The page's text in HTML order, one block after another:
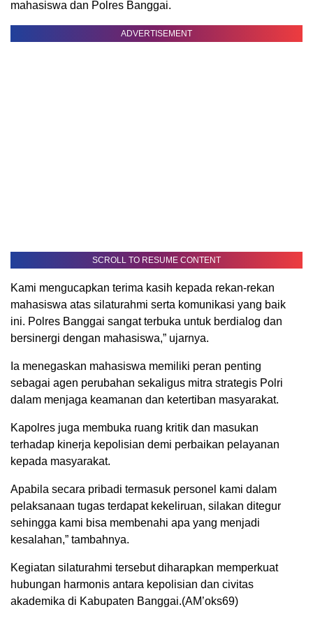
mahasiswa dan Polres Banggai.
ADVERTISEMENT
SCROLL TO RESUME CONTENT
Kami mengucapkan terima kasih kepada rekan-rekan
mahasiswa atas silaturahmi serta komunikasi yang baik
ini. Polres Banggai sangat terbuka untuk berdialog dan
bersinergi dengan mahasiswa,” ujarnya.
Ia menegaskan mahasiswa memiliki peran penting
sebagai agen perubahan sekaligus mitra strategis Polri
dalam menjaga keamanan dan ketertiban masyarakat.
Kapolres juga membuka ruang kritik dan masukan
terhadap kinerja kepolisian demi perbaikan pelayanan
kepada masyarakat.
Apabila secara pribadi termasuk personel kami dalam
pelaksanaan tugas terdapat kekeliruan, silakan ditegur
sehingga kami bisa membenahi apa yang menjadi
kesalahan,” tambahnya.
Kegiatan silaturahmi tersebut diharapkan memperkuat
hubungan harmonis antara kepolisian dan civitas
akademika di Kabupaten Banggai.(AM’oks69)